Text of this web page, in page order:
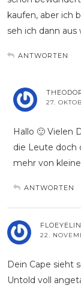
kaufen, aber ich
seh ich dann
ANTWORTEN
27.
Hallo 🙂 Vielen
die Leute doch
mehr von
ANTWORTEN
22.
Dein Cape sieht
Untold voll